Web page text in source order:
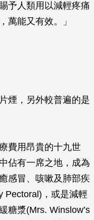
予人類用以減輕疼痛
萬能又有效。」
煙，另外較普遍的是
費用昂貴的十九世
佔有一席之地，成為
感冒、咳嗽及肺部疾
Pectoral)，或是減輕
糖漿(Mrs. Winslow’s